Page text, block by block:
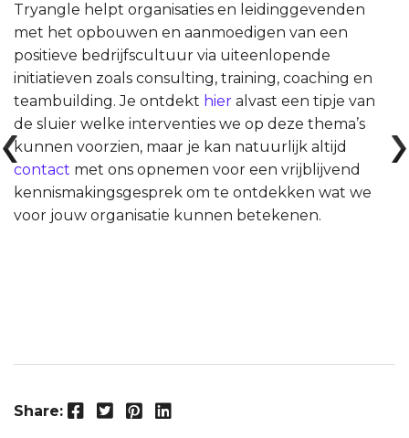
Tryangle helpt organisaties en leidinggevenden
met het opbouwen en aanmoedigen van een
positieve bedrijfscultuur via uiteenlopende
initiatieven zoals consulting, training, coaching en
teambuilding. Je ontdekt hier alvast een tipje van
de sluier welke interventies we op deze thema’s
kunnen voorzien, maar je kan natuurlijk altijd
contact met ons opnemen voor een vrijblijvend
kennismakingsgesprek om te ontdekken wat we
voor jouw organisatie kunnen betekenen.
Share: Facebook Twitter Pinterest LinkedIn